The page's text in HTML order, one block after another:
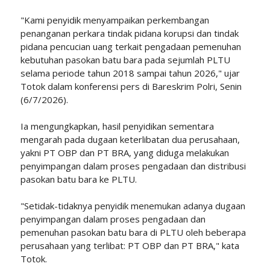
"Kami penyidik menyampaikan perkembangan
penanganan perkara tindak pidana korupsi dan tindak
pidana pencucian uang terkait pengadaan pemenuhan
kebutuhan pasokan batu bara pada sejumlah PLTU
selama periode tahun 2018 sampai tahun 2026," ujar
Totok dalam konferensi pers di Bareskrim Polri, Senin
(6/7/2026).
Ia mengungkapkan, hasil penyidikan sementara
mengarah pada dugaan keterlibatan dua perusahaan,
yakni PT OBP dan PT BRA, yang diduga melakukan
penyimpangan dalam proses pengadaan dan distribusi
pasokan batu bara ke PLTU.
"Setidak-tidaknya penyidik menemukan adanya dugaan
penyimpangan dalam proses pengadaan dan
pemenuhan pasokan batu bara di PLTU oleh beberapa
perusahaan yang terlibat: PT OBP dan PT BRA," kata
Totok.